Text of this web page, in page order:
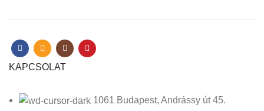
KAPCSOLAT
1061 Budapest, Andrássy út 45.